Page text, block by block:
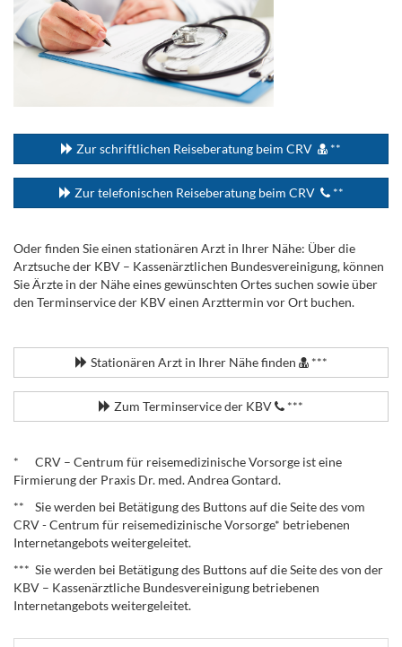
Zur schriftlichen Reiseberatung beim CRV **
Zur telefonischen Reiseberatung beim CRV **
Oder finden Sie einen stationären Arzt in Ihrer Nähe: Über die
Arztsuche der KBV – Kassenärztlichen Bundesvereinigung, können
Sie Ärzte in der Nähe eines gewünschten Ortes suchen sowie über
den Terminservice der KBV einen Arzttermin vor Ort buchen.
Stationären Arzt in Ihrer Nähe finden ***
Zum Terminservice der KBV ***
* CRV – Centrum für reisemedizinische Vorsorge ist eine
Firmierung der Praxis Dr. med. Andrea Gontard.
** Sie werden bei Betätigung des Buttons auf die Seite des vom
CRV - Centrum für reisemedizinische Vorsorge* betriebenen
Internetangebots weitergeleitet.
*** Sie werden bei Betätigung des Buttons auf die Seite des von der
KBV – Kassenärztliche Bundesvereinigung betriebenen
Internetangebots weitergeleitet.